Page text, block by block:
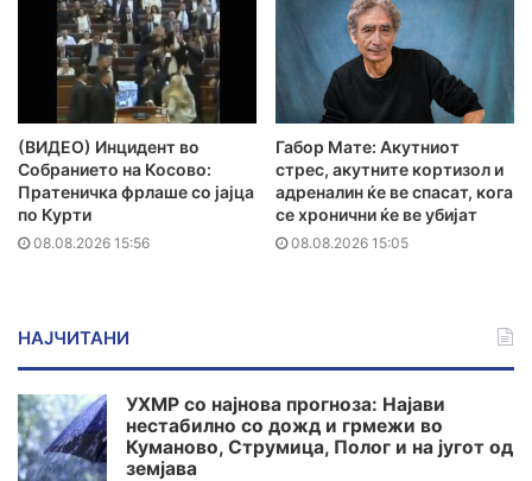
(ВИДЕО) Инцидент во
Собранието на Косово:
Пратеничка фрлаше со јајца
по Курти
08.08.2026 15:56
Габор Мате: Акутниот
стрес, акутните кортизол и
адреналин ќе ве спасат, кога
се хронични ќе ве убијат
08.08.2026 15:05
НАЈЧИТАНИ
УХМР со најнова прогноза: Најави
нестабилно со дожд и грмежи во
Куманово, Струмица, Полог и на југот од
земјава